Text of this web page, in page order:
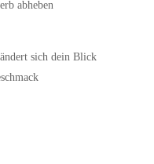
abheben
sich dein Blick